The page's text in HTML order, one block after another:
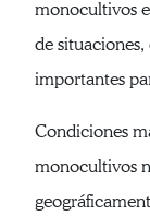
monocultivos
de situaciones,
importantes
Condiciones
monocultivos